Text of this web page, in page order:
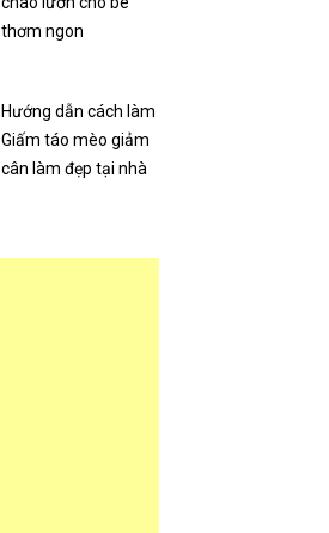
thơm ngon
Hướng dẫn cách làm
Giấm táo mèo giảm
cân làm đẹp tại nhà